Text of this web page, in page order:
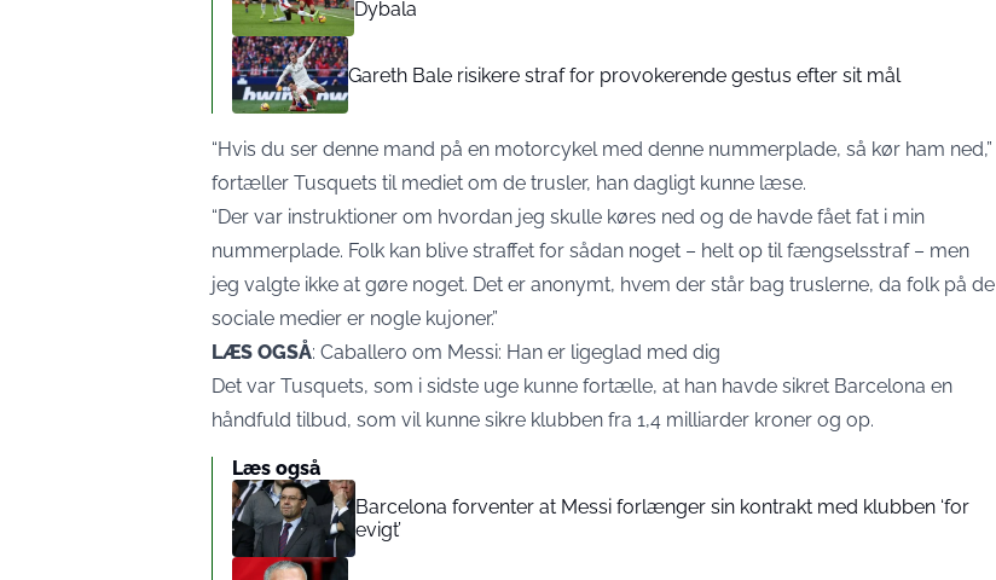
Dybala
Gareth Bale risikere straf for provokerende gestus efter sit mål
“Hvis du ser denne mand på en motorcykel med denne nummerplade, så kør ham ned,”
fortæller Tusquets til mediet om de trusler, han dagligt kunne læse.
“Der var instruktioner om hvordan jeg skulle køres ned og de havde fået fat i min
nummerplade. Folk kan blive straffet for sådan noget – helt op til fængselsstraf – men
jeg valgte ikke at gøre noget. Det er anonymt, hvem der står bag truslerne, da folk på de
sociale medier er nogle kujoner.”
LÆS OGSÅ: Caballero om Messi: Han er ligeglad med dig
Det var Tusquets, som i sidste uge kunne fortælle, at han havde sikret Barcelona en
håndfuld tilbud, som vil kunne sikre klubben fra 1,4 milliarder kroner og op.
Læs også
Barcelona forventer at Messi forlænger sin kontrakt med klubben ‘for
evigt’